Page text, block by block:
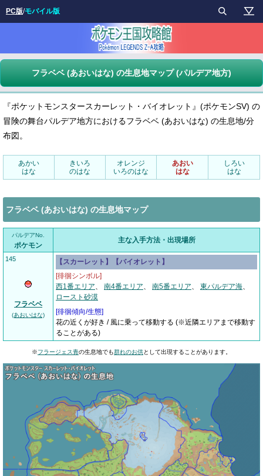
フラベベ (あおいはな) の生息地マップ (パルデア地方)
『ポケットモンスタースカーレット・バイオレット』(ポケモンSV) の
冒険の舞台パルデア地方におけるフラベベ (あおいはな) の生息地/分
布図。
あかい
はな
きいろ
のはな
オレンジ
いろのはな
あおい
はな
しろい
はな
フラベベ (あおいはな) の生息地マップ
パルデアNo.
ポケモン
主な入手方法・出現場所
145
フラベベ
(あおいはな)
【スカーレット】【バイオレット】
[徘徊シンボル]
西1番エリア、 南4番エリア、 南5番エリア、 東パルデア海、
ロースト砂漠
[徘徊傾向/生態]
花の近くが好き / 風に乗って移動する (※近隣エリアまで移動す
ることがある)
※フラージェス青の生息地でも群れのお供として出現することがあります。
PC版/モバイル版